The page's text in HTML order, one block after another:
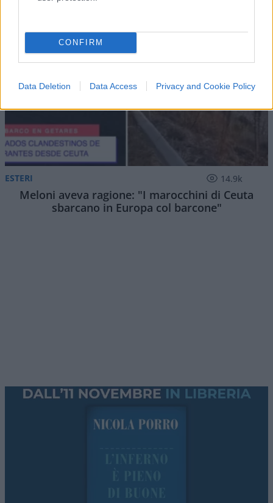
CONFIRM
Data Deletion Data Access Privacy and Cookie Policy
ESTERI 14.9k
Meloni aveva ragione: "I marocchini di Ceuta
sbarcano in Europa col barcone"